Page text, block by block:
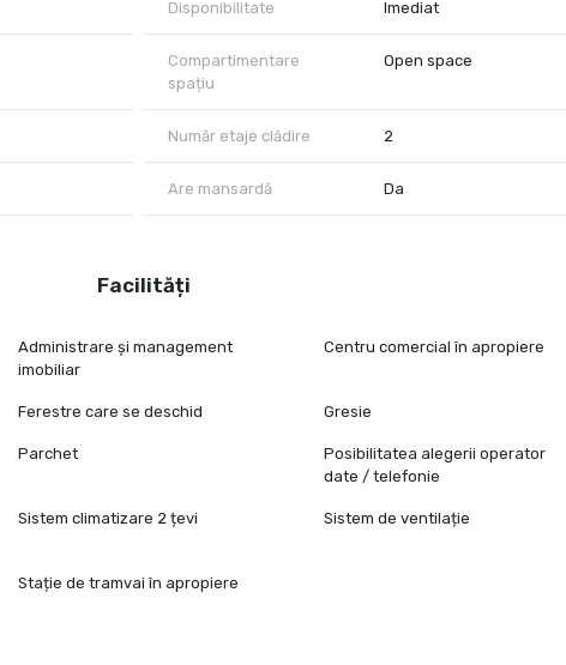
Disponibilitate Imediat
Compartimentare
spațiu
Open space
Număr etaje clădire 2
Are mansardă Da
Facilități
Administrare și management
imobiliar
Centru comercial în apropiere
Ferestre care se deschid Gresie
Parchet
Posibilitatea alegerii operator
date / telefonie
Sistem climatizare 2 țevi Sistem de ventilație
Stație de tramvai în apropiere